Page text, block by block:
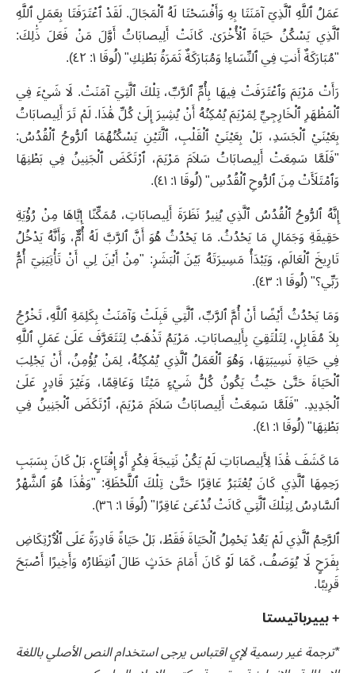
عَمَلُ ٱللَّهِ ٱلَّذِيٓ آمَنَتَا بِهِ وَأَفْسَحْتَا لَهُ ٱلْمَجَالَ. لَقَدْ ٱعْتَرَفَتَا بِعَمَلِ ٱللَّهِ
ٱلَّذِي يَسْكُنُ حَيَاةَ ٱلْأُخْرَىٰ. كَانَتْ أَلِيصابَاتُ أَوَّلَ مَنْ فَعَلَ ذَٰلِكَ:
"مُبَارَكَةٌ أَنتِ فِي ٱلنِّسَاءِ! وَمُبَارَكَةٌ ثَمَرَةُ بَطْنِكِ" (لُوقَا ١: ٤٢).
رَأَتْ مَرْيَمَ وَٱعْتَرَفَتْ فِيهَا بِأُمِّ ٱلرَّبِّ، تِلْكَ ٱلَّتِيٓ آمَنَتْ. لَا شَيْءَ فِي
ٱلْمَظْهَرِ ٱلْخَارِجِيِّ لِمَرْيَمَ يُمْكِنُهُ أَنْ يُشِيرَ إِلَىٰ كُلِّ هَٰذَا. لَمْ تَرَ أَلِيصابَاتُ
بِعَيْنَيْ ٱلْجَسَدِ، بَلْ بِعَيْنَيْ ٱلْقَلْبِ، ٱلَّتَيْنِ يَسْكُنُهُمَا ٱلرُّوحُ ٱلْقُدُسُ:
"فَلَمَّا سَمِعَتْ أَلِيصابَاتُ سَلاَمَ مَرْيَمَ، ٱرْتَكَضَ ٱلْجَنِينُ فِي بَطْنِهَا
وَٱمْتَلَأَتْ مِنَ ٱلرُّوحِ ٱلْقُدُسِ" (لُوقَا ١: ٤١).
إِنَّهُ ٱلرُّوحُ ٱلْقُدُسُ ٱلَّذِي يُنِيرُ نَظَرَةَ أَلِيصابَاتِ، مُمَكِّنًا إِيَّاهَا مِنْ رُؤْيَةِ
حَقِيقَةِ وَجَمَالِ مَا يَحْدُثُ. مَا يَحْدُثُ هُوَ أَنَّ ٱلرَّبَّ لَهُ أُمٌّ، وَأَنَّهُ يَدْخُلُ
تَارِيخَ ٱلْعَالَمِ، وَيَبْدَأُ مَسِيرَتَهُ بَيْنَ ٱلْبَشَرِ: "مِنْ أَيْنَ لِي أَنْ تَأْتِيَنِيٓ أُمُّ
رَبِّي؟" (لُوقَا ١: ٤٣).
وَمَا يَحْدُثُ أَيْضًا أَنْ أُمَّ ٱلرَّبِّ، ٱلَّتِي قَبِلَتْ وَآمَنَتْ بِكَلِمَةِ ٱللَّهِ، تَخْرُجُ
بِلاَ مُقَابِلٍ، لِتَلْتَقِيَ بِأَلِيصابَاتِ. مَرْيَمُ تَذْهَبُ لِتَتَعَرَّفَ عَلَىٰ عَمَلِ ٱللَّهِ
فِي حَيَاةِ نَسِيبَتِهَا، وَهُوَ ٱلْعَمَلُ ٱلَّذِي يُمْكِنُهُ، لِمَنْ يُؤْمِنُ، أَنْ يَجْلِبَ
ٱلْحَيَاةَ حَتَّىٰ حَيْثُ يَكُونُ كُلُّ شَيْءٍ مَيْتًا وَعَاقِمًا، وَغَيْرَ قَادِرٍ عَلَىٰ
ٱلْجَدِيدِ. "فَلَمَّا سَمِعَتْ أَلِيصابَاتُ سَلاَمَ مَرْيَمَ، ٱرْتَكَضَ ٱلْجَنِينُ فِي
بَطْنِهَا" (لُوقَا ١: ٤١).
مَا كَشَفَ هَٰذَا لِأَلِيصابَاتِ لَمْ يَكُنْ نَتِيجَةَ فِكْرٍ أَوْ إِقْنَاعٍ، بَلْ كَانَ بِسَبَبِ
رَحِمِهَا ٱلَّذِي كَانَ يُعْتَبَرُ عَاقِرًا حَتَّىٰ تِلْكَ ٱللَّحْظَةِ: "وَهَٰذَا هُوَ ٱلشَّهْرُ
ٱلسَّادِسُ لِتِلْكَ ٱلَّتِي كَانَتْ تُدْعَىٰ عَاقِرًا" (لُوقَا ١: ٣٦).
ٱلرَّحِمُ ٱلَّذِي لَمْ يَعُدْ يَحْمِلُ ٱلْحَيَاةَ فَقَطْ، بَلْ حَيَاةً قَادِرَةً عَلَى ٱلْٱرْتِكَاضِ
بِفَرَحٍ لَا يُوَصَفُ، كَمَا لَوْ كَانَ أَمَامَ حَدَثٍ طَالَ ٱنتِظَارُه وَأَخِيرًا أَصْبَحَ
قَرِيبًا.
+ بييرباتيستا
*ترجمة غير رسمية لإي اقتباس يرجى استخدام النص الأصلي باللغة